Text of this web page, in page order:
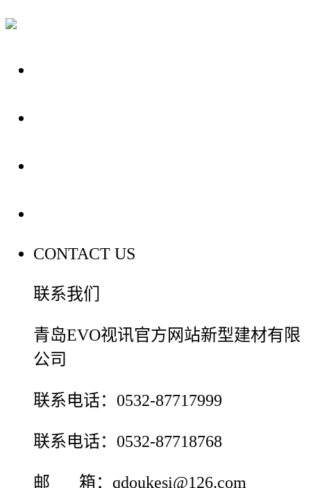
CONTACT US
联系我们
青岛EVO视讯官方网站新型建材有限
公司
联系电话：0532-87717999
联系电话：0532-87718768
邮 箱：qdoukesi@126.com